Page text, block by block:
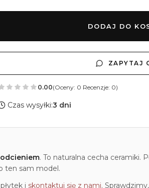
DODAJ DO
ZAPYTAJ
0.00(Oceny: 0 Recenzje: 0)
Czas wysyłki:3 dni
odcieniem. To naturalna cecha ceramiki.
ten sam model.
i skontaktuj się z nami.